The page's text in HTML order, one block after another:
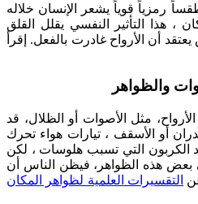
رمزياً قوياً يشعر الإنسان خلاله
، هذا التأثير النفسي يقلل القلق
أن الأرواح غادرت بالفعل. إقرأ
مثل الأصوات أو الظلال، قد
أو الأسقف ، تيارات هواء تحرك
الكربون التي تسبب هلوسات ، لكن
بعض هذه الظواهر، فيظن الناس أن
التقسيرات العلمية لظواهر المكان